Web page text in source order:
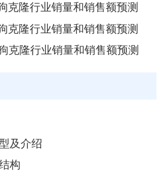
克隆行业销量和销售额预测
克隆行业销量和销售额预测
克隆行业销量和销售额预测
及介绍
构